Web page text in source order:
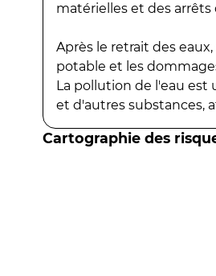
matérielles et des arrêts
Après le retrait des
potable et les
La pollution de l'eau est
et d'autres substances,
Cartographie des